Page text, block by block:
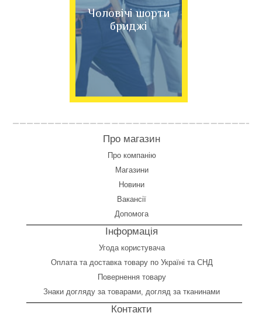
Чоловічі шорти
бриджі
Про магазин
Про компанію
Магазини
Новини
Вакансії
Допомога
Інформація
Угода користувача
Оплата та доставка товару по Україні та СНД
Повернення товару
Знаки догляду за товарами, догляд за тканинами
Контакти